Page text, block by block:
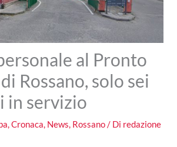
al Pronto
Rossano, solo sei
in servizio
,Cronaca, News, Rossano/ Di redazione